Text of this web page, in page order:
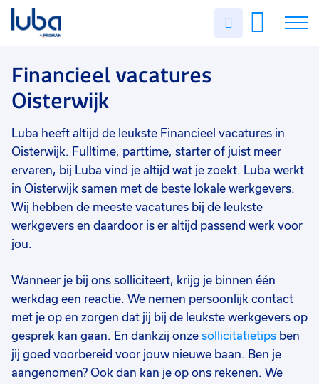
Uren
Vacatures
Over ons
Voor werkgevers
Contact
Financieel vacatures
Oisterwijk
Luba heeft altijd de leukste Financieel vacatures in
Oisterwijk. Fulltime, parttime, starter of juist meer
ervaren, bij Luba vind je altijd wat je zoekt. Luba werkt
in Oisterwijk samen met de beste lokale werkgevers.
Wij hebben de meeste vacatures bij de leukste
werkgevers en daardoor is er altijd passend werk voor
jou.
Wanneer je bij ons solliciteert, krijg je binnen één
werkdag een reactie. We nemen persoonlijk contact
met je op en zorgen dat jij bij de leukste werkgevers op
gesprek kan gaan. En dankzij onze sollicitatietips ben
jij goed voorbereid voor jouw nieuwe baan. Ben je
aangenomen? Ook dan kan je op ons rekenen. We
Filter vacatures
Vakgebied 0
Financieel
Opleidingsniveau
Uitzicht op vast 2
Vast 1
Detacheren
Uren per week 0
25 - 32 uur 1
17 - 24 uur 1